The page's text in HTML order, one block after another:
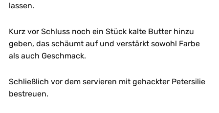
lassen.
Kurz vor Schluss noch ein Stück kalte Butter hinzu
geben, das schäumt auf und verstärkt sowohl Farbe
als auch Geschmack.
Schließlich vor dem servieren mit gehackter Petersilie
bestreuen.